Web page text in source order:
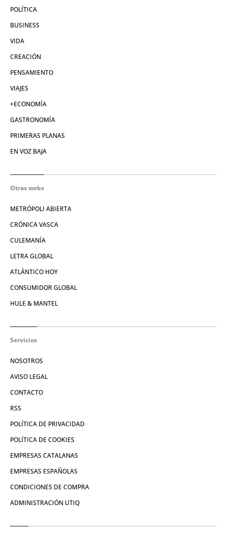
POLÍTICA
BUSINESS
VIDA
CREACIÓN
PENSAMIENTO
VIAJES
+ECONOMÍA
GASTRONOMÍA
PRIMERAS PLANAS
EN VOZ BAJA
Otras webs
METRÓPOLI ABIERTA
CRÓNICA VASCA
CULEMANÍA
LETRA GLOBAL
ATLÁNTICO HOY
CONSUMIDOR GLOBAL
HULE & MANTEL
Servicios
NOSOTROS
AVISO LEGAL
CONTACTO
RSS
POLÍTICA DE PRIVACIDAD
POLÍTICA DE COOKIES
EMPRESAS CATALANAS
EMPRESAS ESPAÑOLAS
CONDICIONES DE COMPRA
ADMINISTRACIÓN UTIQ